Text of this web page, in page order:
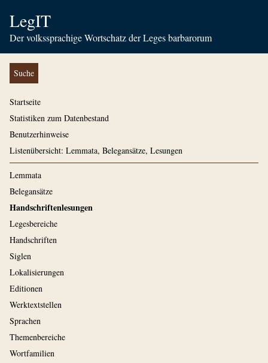
LegIT
Der volkssprachige Wortschatz der Leges barbarorum
Suche
Startseite
Statistiken zum Datenbestand
Benutzerhinweise
Listenübersicht: Lemmata, Belegansätze, Lesungen
Lemmata
Belegansätze
Handschriftenlesungen
Legesbereiche
Handschriften
Siglen
Lokalisierungen
Editionen
Werktextstellen
Sprachen
Themenbereiche
Wortfamilien